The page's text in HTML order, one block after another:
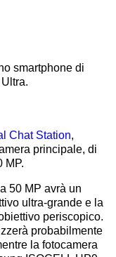
smartphone di
Chat Station,
principale, di
MP.
50 MP avrà un
ultra-grande e la
periscopico.
probabilmente
la fotocamera